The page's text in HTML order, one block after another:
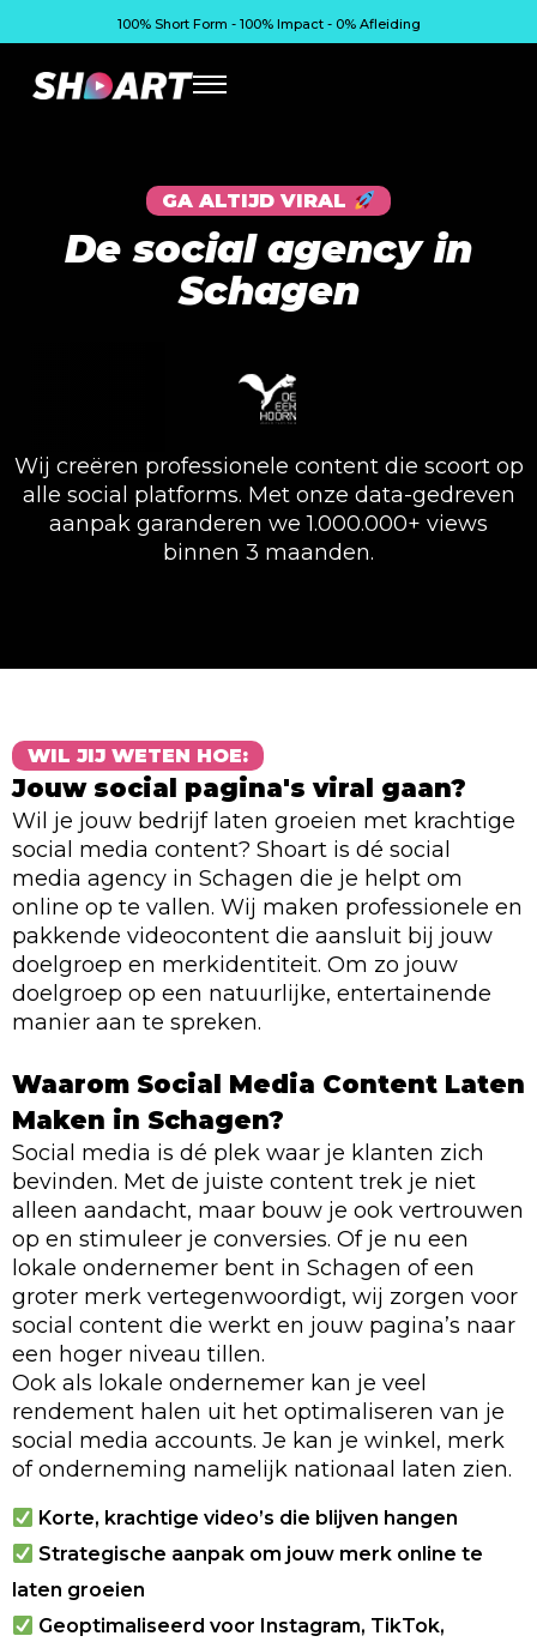
100% Short Form - 100% Impact - 0% Afleiding
GA ALTIJD VIRAL
De social agency in
Schagen
Wij creëren professionele content die scoort op
alle social platforms. Met onze data-gedreven
aanpak garanderen we 1.000.000+ views
binnen 3 maanden.
WIL JIJ WETEN HOE:
Jouw social pagina's viral gaan?
Wil je jouw bedrijf laten groeien met krachtige
social media content? Shoart is dé social
media agency in Schagen die je helpt om
online op te vallen. Wij maken professionele en
pakkende videocontent die aansluit bij jouw
doelgroep en merkidentiteit. Om zo jouw
doelgroep op een natuurlijke, entertainende
manier aan te spreken.
Waarom Social Media Content Laten
Maken in Schagen?
Social media is dé plek waar je klanten zich
bevinden. Met de juiste content trek je niet
alleen aandacht, maar bouw je ook vertrouwen
op en stimuleer je conversies. Of je nu een
lokale ondernemer bent in Schagen of een
groter merk vertegenwoordigt, wij zorgen voor
social content die werkt en jouw pagina’s naar
een hoger niveau tillen.
Ook als lokale ondernemer kan je veel
rendement halen uit het optimaliseren van je
social media accounts. Je kan je winkel, merk
of onderneming namelijk nationaal laten zien.
Korte, krachtige video’s die blijven hangen
Strategische aanpak om jouw merk online te
laten groeien
Geoptimaliseerd voor Instagram, TikTok,